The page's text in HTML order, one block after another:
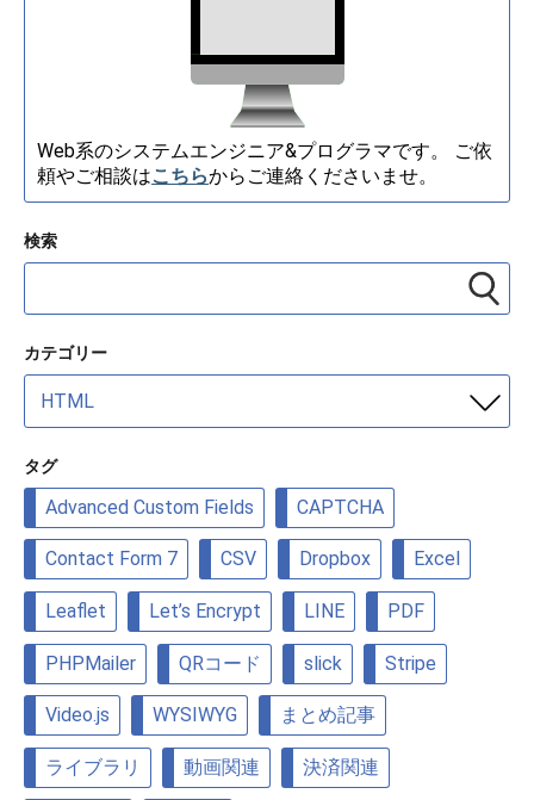
Web系のシステムエンジニア&プログラマです。 ご依
頼やご相談はこちらからご連絡くださいませ。
検索
カテゴリー
カ
ゴ
リ
ー
タグ
Advanced Custom Fields CAPTCHA
Contact Form 7 CSV Dropbox Excel
Leaflet Let’s Encrypt LINE PDF
PHPMailer QRコード slick Stripe
Video.js WYSIWYG まとめ記事
ライブラリ 動画関連 決済関連